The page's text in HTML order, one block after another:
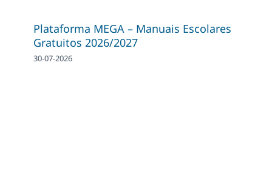
Plataforma MEGA – Manuais Escolares
Gratuitos 2026/2027
30-07-2026